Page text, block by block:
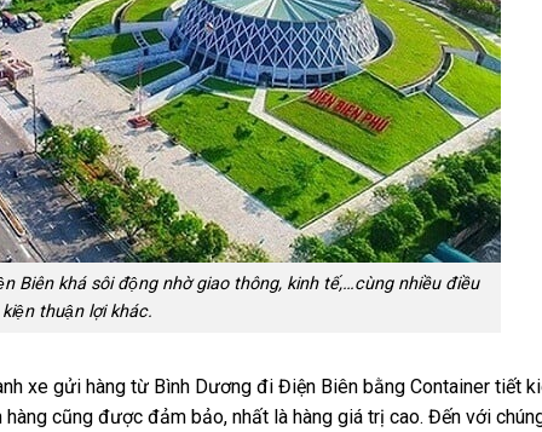
Biên khá sôi động nhờ giao thông, kinh tế,…cùng nhiều điều
kiện thuận lợi khác.
xe gửi hàng từ Bình Dương đi Điện Biên bằng Container tiết
cũng được đảm bảo, nhất là hàng giá trị cao. Đến với